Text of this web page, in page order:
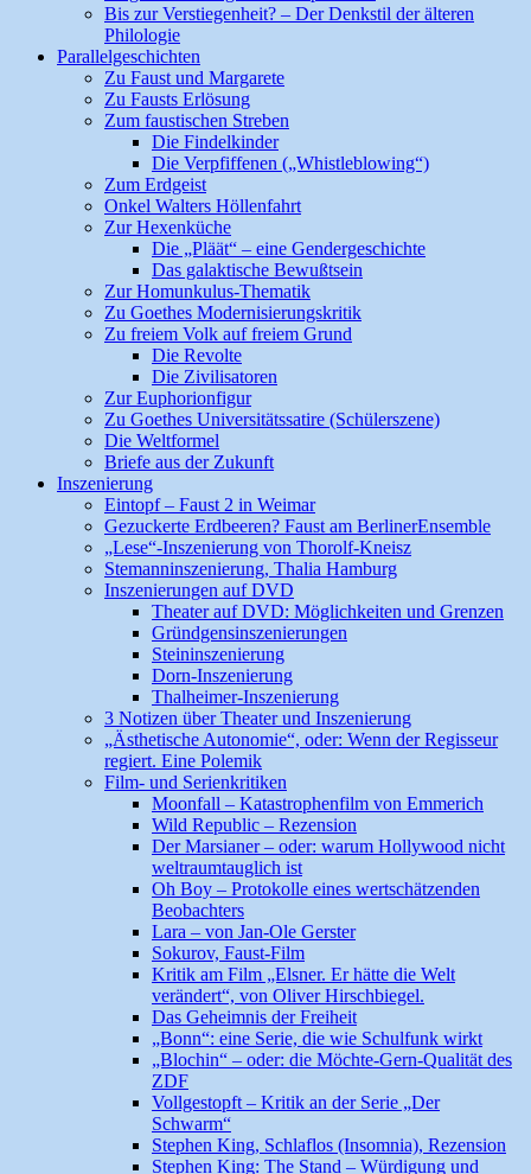
Bis zur Verstiegenheit? – Der Denkstil der älteren
Philologie
Parallelgeschichten
Zu Faust und Margarete
Zu Fausts Erlösung
Zum faustischen Streben
Die Findelkinder
Die Verpfiffenen („Whistleblowing“)
Zum Erdgeist
Onkel Walters Höllenfahrt
Zur Hexenküche
Die „Pläät“ – eine Gendergeschichte
Das galaktische Bewußtsein
Zur Homunkulus-Thematik
Zu Goethes Modernisierungskritik
Zu freiem Volk auf freiem Grund
Die Revolte
Die Zivilisatoren
Zur Euphorionfigur
Zu Goethes Universitätssatire (Schülerszene)
Die Weltformel
Briefe aus der Zukunft
Inszenierung
Eintopf – Faust 2 in Weimar
Gezuckerte Erdbeeren? Faust am BerlinerEnsemble
„Lese“-Inszenierung von Thorolf-Kneisz
Stemanninszenierung, Thalia Hamburg
Inszenierungen auf DVD
Theater auf DVD: Möglichkeiten und Grenzen
Gründgensinszenierungen
Steininszenierung
Dorn-Inszenierung
Thalheimer-Inszenierung
3 Notizen über Theater und Inszenierung
„Ästhetische Autonomie“, oder: Wenn der Regisseur
regiert. Eine Polemik
Film- und Serienkritiken
Moonfall – Katastrophenfilm von Emmerich
Wild Republic – Rezension
Der Marsianer – oder: warum Hollywood nicht
weltraumtauglich ist
Oh Boy – Protokolle eines wertschätzenden
Beobachters
Lara – von Jan-Ole Gerster
Sokurov, Faust-Film
Kritik am Film „Elsner. Er hätte die Welt
verändert“, von Oliver Hirschbiegel.
Das Geheimnis der Freiheit
„Bonn“: eine Serie, die wie Schulfunk wirkt
„Blochin“ – oder: die Möchte-Gern-Qualität des
ZDF
Vollgestopft – Kritik an der Serie „Der
Schwarm“
Stephen King, Schlaflos (Insomnia), Rezension
Stephen King: The Stand – Würdigung und